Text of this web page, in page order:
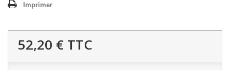
Imprimer
52,20 € TTC